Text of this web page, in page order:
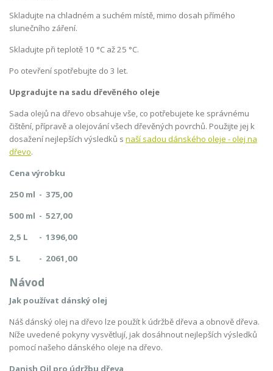
Skladujte na chladném a suchém místě, mimo dosah přímého
slunečního záření.
Skladujte při teplotě 10 °C až 25 °C.
Po otevření spotřebujte do 3 let.
Upgradujte na sadu dřevěného oleje
Sada olejů na dřevo obsahuje vše, co potřebujete ke správnému
čištění, přípravě a olejování všech dřevěných povrchů. Použijte jej k
dosažení nejlepších výsledků s naší sadou dánského oleje - olej na
dřevo.
Cena výrobku
250 ml - 375,00
500 ml - 527,00
2,5 L - 1396,00
5 L - 2061,00
Návod
Jak používat dánský olej
Náš dánský olej na dřevo lze použít k údržbě dřeva a obnově dřeva.
Níže uvedené pokyny vysvětlují, jak dosáhnout nejlepších výsledků
pomocí našeho dánského oleje na dřevo.
Danish Oil pro údržbu dřeva